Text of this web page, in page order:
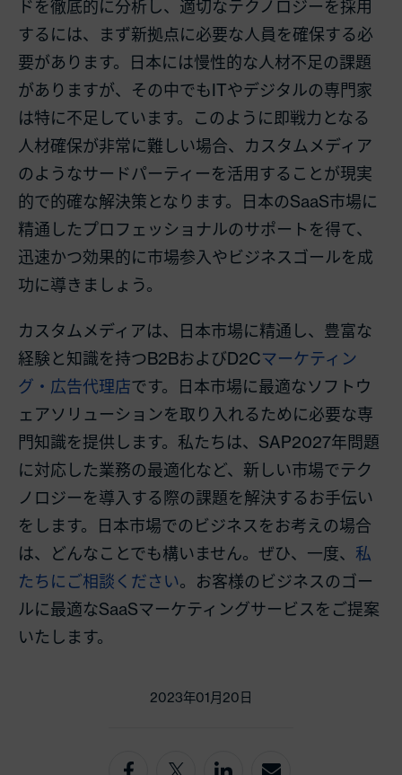
2023年01月20日
ドを徹底的に分析し、適切なテクノロジーを採用
するには、まず新拠点に必要な人員を確保する必
要があります。日本には慢性的な人材不足の課題
がありますが、その中でもITやデジタルの専門家
は特に不足しています。このように即戦力となる
人材確保が非常に難しい場合、カスタムメディア
のようなサードパーティーを活用することが現実
的で的確な解決策となります。日本のSaaS市場に
精通したプロフェッショナルのサポートを得て、
迅速かつ効果的に市場参入やビジネスゴールを成
功に導きましょう。
カスタムメディアは、日本市場に精通し、豊富な
経験と知識を持つB2BおよびD2Cマーケティン
グ・広告代理店です。日本市場に最適なソフトウ
ェアソリューションを取り入れるために必要な専
門知識を提供します。私たちは、SAP2027年問題
に対応した業務の最適化など、新しい市場でテク
ノロジーを導入する際の課題を解決するお手伝い
をします。日本市場でのビジネスをお考えの場合
は、どんなことでも構いません。ぜひ、一度、 私
たちにご相談ください。お客様のビジネスのゴー
ルに最適なSaaSマーケティングサービスをご提案
いたします。